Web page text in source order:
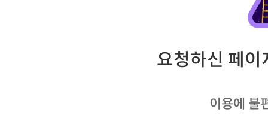
요청하신 페
이용에 불